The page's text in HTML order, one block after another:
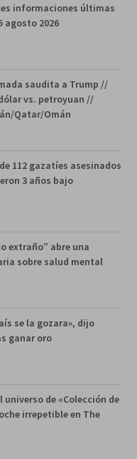
informaciones últimas
agosto 2026
saudita a Trump //
vs. petroyuan //
Qatar/Omán
112 gazatíes asesinados
3 años bajo
extraño” abre una
sobre salud mental
se la gozara», dijo
ganar oro
universo de «Colección de
irrepetible en The